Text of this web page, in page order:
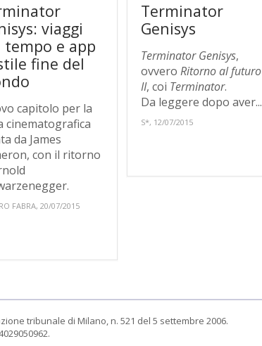
viaggi
tempo e app
fine del
capitolo per la
cinematografica
da James
con il ritorno
FABRA, 20/07/2015
Terminator
Genisys
Terminator Genisys,
ovveroRitorno al futuro
II, coi Terminator.
Da leggere dopo aver...
S*, 12/07/2015
tribunale di Milano, n. 521 del 5 settembre 2006.